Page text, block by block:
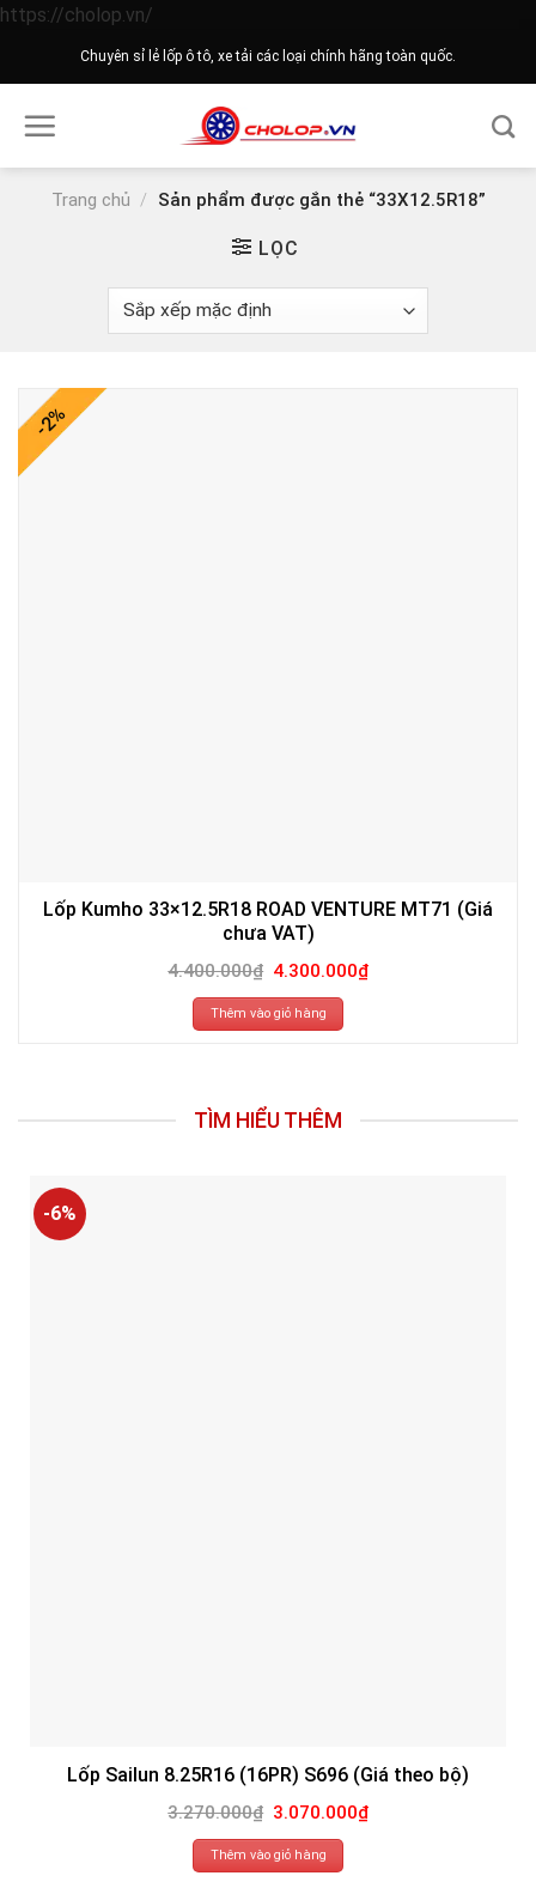
https://cholop.vn/
to
Chuyên sỉ lẻ lốp ô tô, xe tải các loại chính hãng toàn quốc.
Trang chủ / Sản phẩm được gắn thẻ “33X12.5R18”
LỌC
-2%
Lốp Kumho 33×12.5R18 ROAD VENTURE MT71 (Giá
chưa VAT)
4.400.000₫
Giá
gốc
là:
4.400.000₫.
4.300.000₫Giá
hiện
Thêm vào giỏ hàng
TÌM HIỂU THÊM
-6%
Lốp Sailun 8.25R16 (16PR) S696 (Giá theo bộ)
3.270.000₫ Giá
gốc
là:
3.270.000₫.
3.070.000₫Giá
hiện
Thêm vào giỏ hàng